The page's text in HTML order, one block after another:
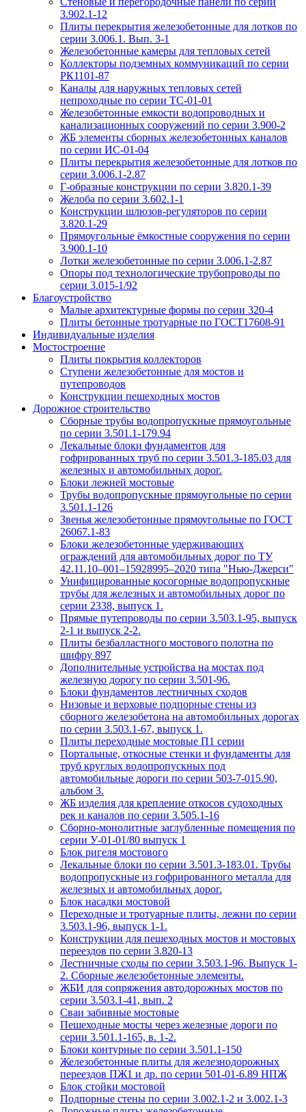
3.902.1-12
Плиты перекрытия железобетонные для лотков по
серии 3.006.1. Вып. 3-1
Железобетонные камеры для тепловых сетей
Коллекторы подземных коммуникаций по серии
РК1101-87
Каналы для наружных тепловых сетей
непроходные по серии ТС-01-01
Железобетонные емкости водопроводных и
канализационных сооружений по серии 3.900-2
ЖБ элементы сборных железобетонных каналов
по серии ИС-01-04
Плиты перекрытия железобетонные для лотков по
серии 3.006.1-2.87
Г-образные конструкции по серии 3.820.1-39
Желоба по серии 3.602.1-1
Конструкции шлюзов-регуляторов по серии
3.820.1-29
Прямоугольные ёмкостные сооружения по серии
3.900.1-10
Лотки железобетонные по серии 3.006.1-2.87
Опоры под технологические трубопроводы по
серии 3.015-1/92
Благоустройство
Малые архитектурные формы по серии 320-4
Плиты бетонные тротуарные по ГОСТ17608-91
Индивидуальные изделия
Мостостроение
Плиты покрытия коллекторов
Ступени железобетонные для мостов и
путепроводов
Конструкции пешеходных мостов
Дорожное строительство
Сборные трубы водопропускные прямоугольные
по серии 3.501.1-179.94
Лекальные блоки фундаментов для
гофрированных труб по серии 3.501.3-185.03 для
железных и автомобильных дорог.
Блоки лежней мостовые
Трубы водопропускные прямоугольные по серии
3.501.1-126
Звенья железобетонные прямоугольные по ГОСТ
26067.1-83
Блоки железобетонные удерживающих
ограждений для автомобильных дорог по ТУ
42.11.10–001–15928995–2020 типа "Нью-Джерси"
Унифицированные косогорные водопропускные
трубы для железных и автомобильных дорог по
серии 2338, выпуск 1.
Прямые путепроводы по серии 3.503.1-95, выпуск
2-1 и выпуск 2-2.
Плиты безбалластного мостового полотна по
шифру 897
Дополнительные устройства на мостах под
железную дорогу по серии 3.501-96.
Блоки фундаментов лестничных сходов
Низовые и верховые подпорные стены из
сборного железобетона на автомобильных дорогах
по серии 3.503.1-67, выпуск 1.
Плиты переходные мостовые П1 серии
Портальные, откосные стенки и фундаменты для
труб круглых водопропускных под
автомобильные дороги по серии 503-7-015.90,
альбом 3.
ЖБ изделия для крепление откосов судоходных
рек и каналов по серии 3.505.1-16
Сборно-монолитные заглубленные помещения по
серии У-01-01/80 выпуск 1
Блок ригеля мостового
Лекальные блоки по серии 3.501.3-183.01. Трубы
водопропускные из гофрированного металла для
железных и автомобильных дорог.
Блок насадки мостовой
Переходные и тротуарные плиты, лежни по серии
3.503.1-96, выпуск 1-1.
Конструкции для пешеходных мостов и мостовых
переездов по серии 3.820-13
Лестничные сходы по серии 3.503.1-96. Выпуск 1-
2. Сборные железобетонные элементы.
ЖБИ для сопряжения автодорожных мостов по
серии 3.503.1-41, вып. 2
Сваи забивные мостовые
Пешеходные мосты через железные дороги по
серии 3.501.1-165, в. 1-2.
Блоки контурные по серии 3.501.1-150
Железобетонные плиты для железнодорожных
переездов ПЖ1 и др. по серии 501-01-6.89 НПЖ
Блок стойки мостовой
Подпорные стены по серии 3.002.1-2 и 3.002.1-3